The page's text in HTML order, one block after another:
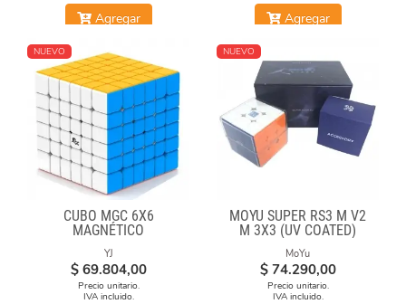
Agregar Agregar
NUEVO
CUBO MGC 6X6
MAGNÉTICO
STICKERLESS
YJ
$ 69.804,00
Precio unitario.
IVA incluido.
NUEVO
MOYU SUPER RS3 M V2
M 3X3 (UV COATED)
MoYu
$ 74.290,00
Precio unitario.
IVA incluido.